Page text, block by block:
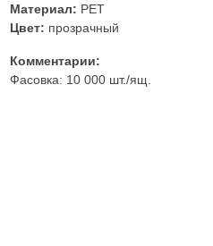
Материал: PET
Цвет: прозрачный
Комментарии:
Фасовка: 10 000 шт./ящ.